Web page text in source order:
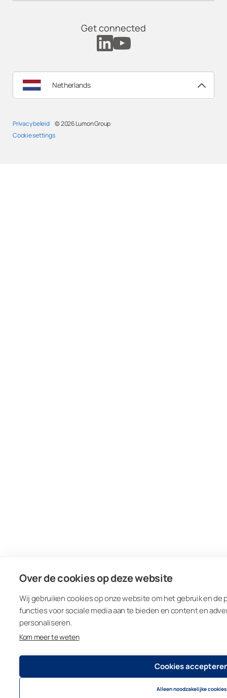
Over de cookies op deze website
Wij gebruiken cookies op onze website om het gebruik en
functies voor sociale media aan te bieden en content en
personaliseren.
Kom meer te weten
Cookies
Alleen noodzakelijke cookies
Get connected
Netherlands
Privacy beleid
Cookie settings
© 2026Lumon Group